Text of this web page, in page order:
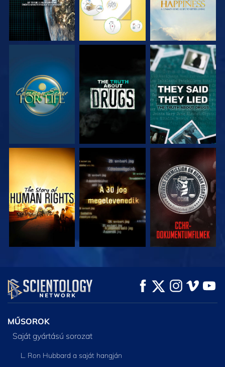
MŰSORNÉZÉS MŰSORNÉZÉS MŰSORNÉZÉS
MŰSORNÉZÉS MŰSORNÉZÉS MŰSORNÉZÉS
MŰSORNÉZÉS MŰSORNÉZÉS
A SOROZAT
RÉSZEI
MŰSOROK
Saját gyártású sorozat
L. Ron Hubbard a saját hangján